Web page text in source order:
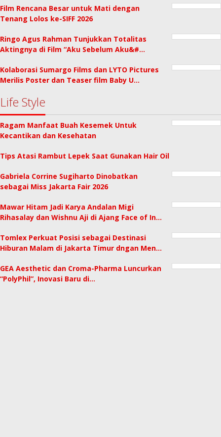
Film Rencana Besar untuk Mati dengan
Tenang Lolos ke-SIFF 2026
Ringo Agus Rahman Tunjukkan Totalitas
Aktingnya di Film “Aku Sebelum Aku&#…
Kolaborasi Sumargo Films dan LYTO Pictures
Merilis Poster dan Teaser film Baby U…
Life Style
Ragam Manfaat Buah Kesemek Untuk
Kecantikan dan Kesehatan
Tips Atasi Rambut Lepek Saat Gunakan Hair Oil
Gabriela Corrine Sugiharto Dinobatkan
sebagai Miss Jakarta Fair 2026
Mawar Hitam Jadi Karya Andalan Migi
Rihasalay dan Wishnu Aji di Ajang Face of In…
Tomlex Perkuat Posisi sebagai Destinasi
Hiburan Malam di Jakarta Timur dngan Men…
GEA Aesthetic dan Croma-Pharma Luncurkan
“PolyPhil”, Inovasi Baru di…